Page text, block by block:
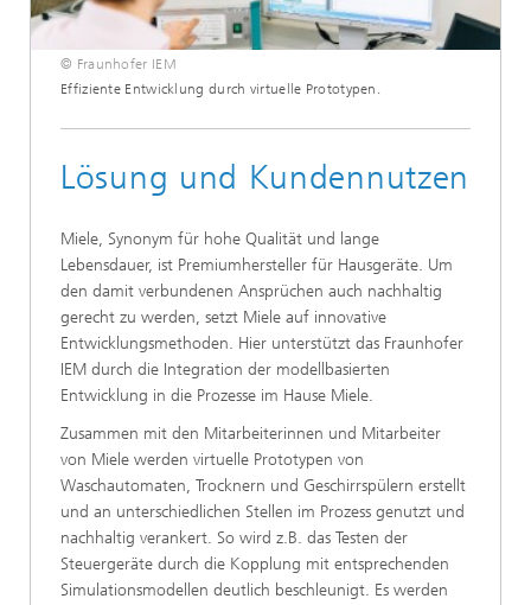
© Fraunhofer IEM
Effiziente Entwicklung durch virtuelle Prototypen.
Lösung und Kundennutzen
Miele, Synonym für hohe Qualität und lange
Lebensdauer, ist Premiumhersteller für Hausgeräte. Um
den damit verbundenen Ansprüchen auch nachhaltig
gerecht zu werden, setzt Miele auf innovative
Entwicklungsmethoden. Hier unterstützt das Fraunhofer
IEM durch die Integration der modellbasierten
Entwicklung in die Prozesse im Hause Miele.
Zusammen mit den Mitarbeiterinnen und Mitarbeiter
von Miele werden virtuelle Prototypen von
Waschautomaten, Trocknern und Geschirrspülern erstellt
und an unterschiedlichen Stellen im Prozess genutzt und
nachhaltig verankert. So wird z.B. das Testen der
Steuergeräte durch die Kopplung mit entsprechenden
Simulationsmodellen deutlich beschleunigt. Es werden